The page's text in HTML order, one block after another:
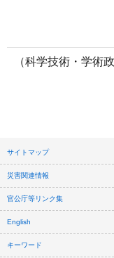
（科学技術・学術
サイトマップ
災害関連情報
官公庁等リンク集
English
キーワード